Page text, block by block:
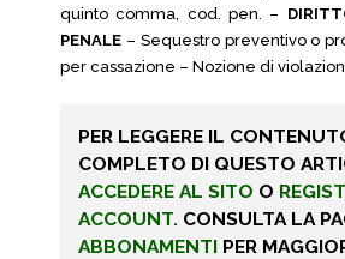
quinto comma, cod. pen. –
PENALE – Sequestro preventivo o
per cassazione – Nozione di
PER LEGGERE IL
COMPLETO DI QUESTO
ACCEDERE AL SITO O
ACCOUNT. CONSULTA LA
ABBONAMENTI PER